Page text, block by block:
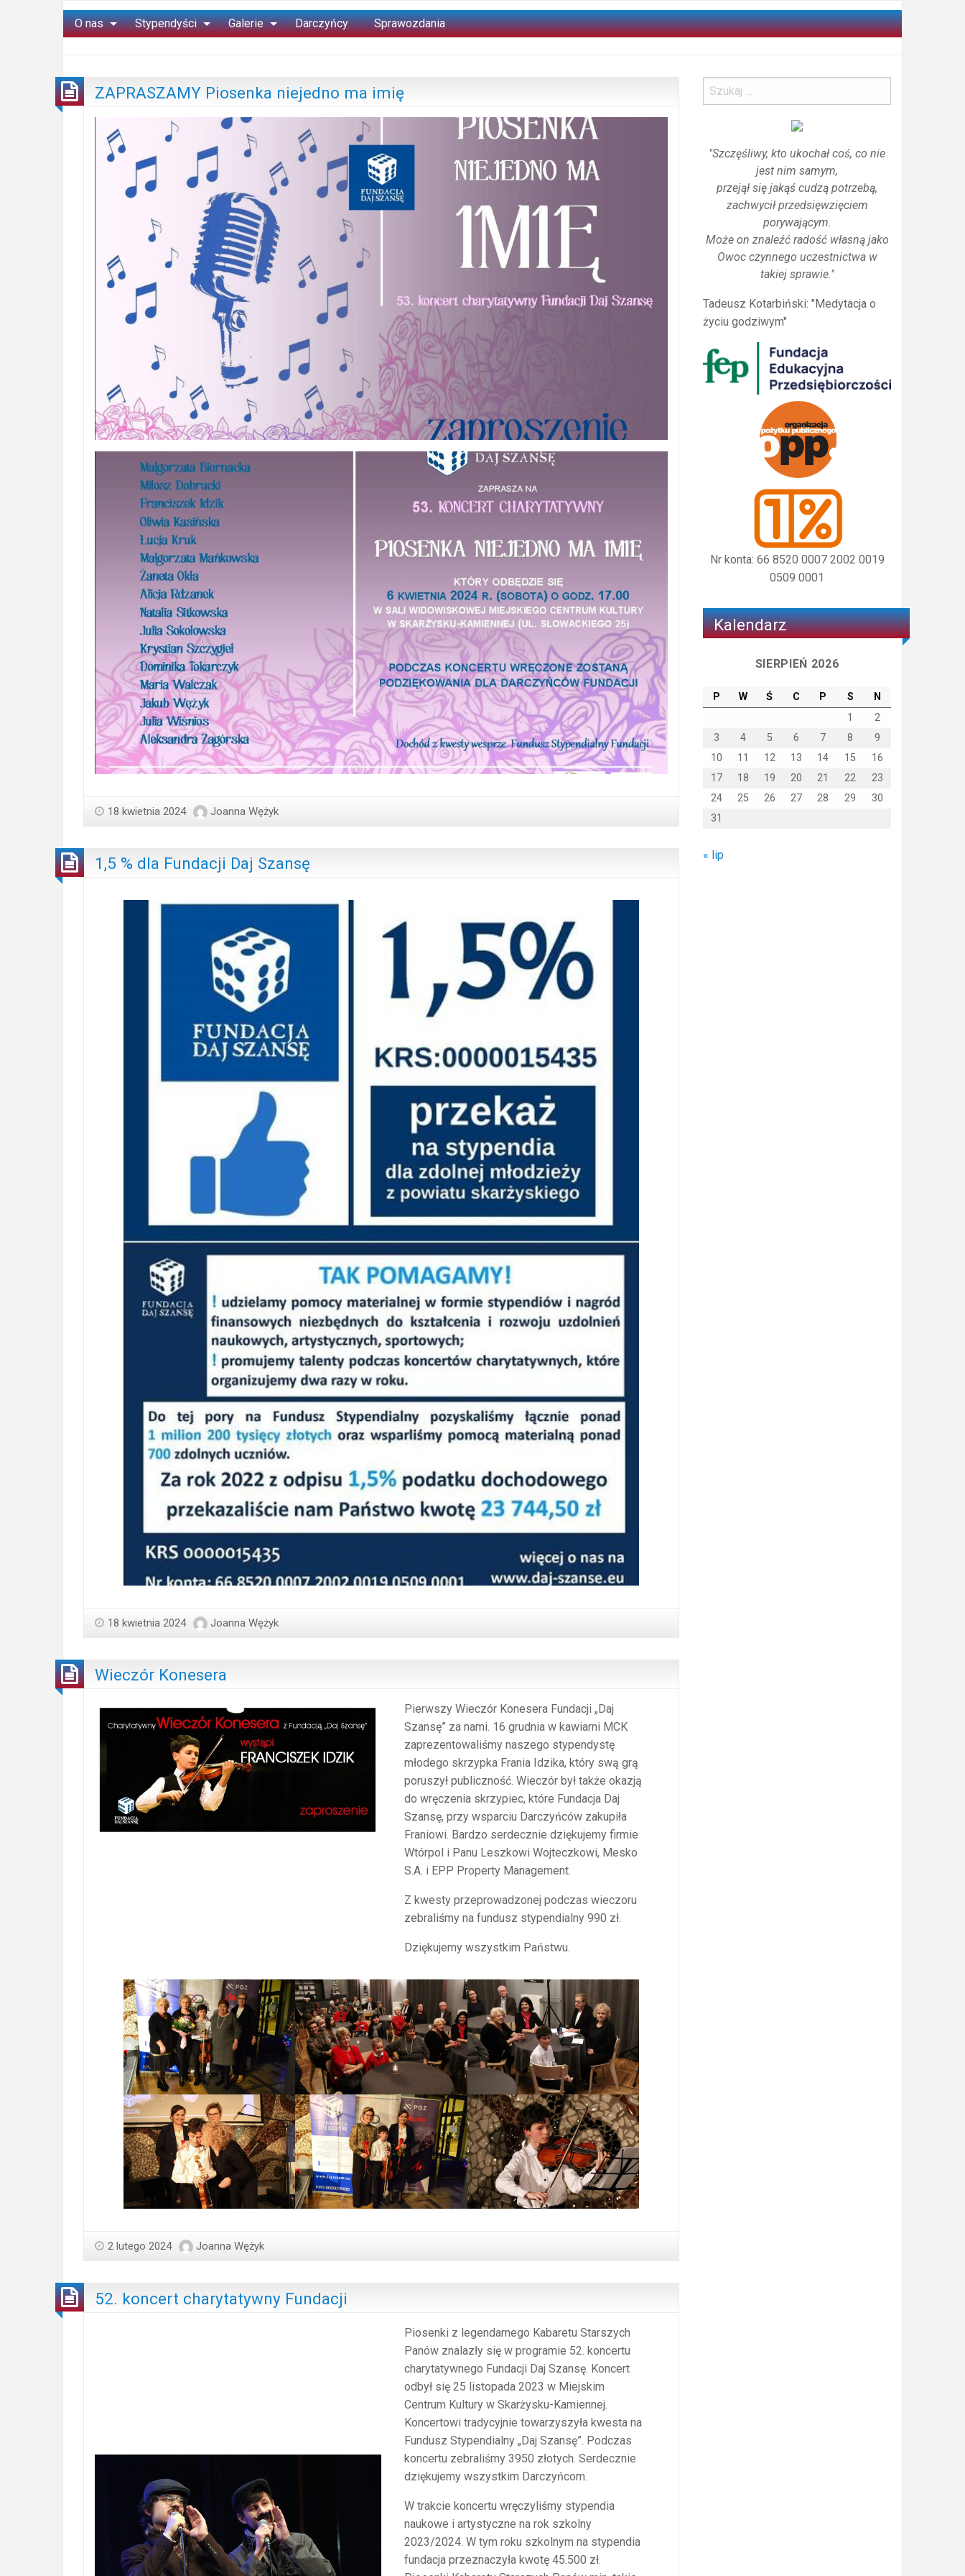
O nas Stypendyści Galerie Darczyńcy Sprawozdania
ZAPRASZAMY Piosenka niejedno ma imię
18 kwietnia 2024 Joanna Wężyk
1,5 % dla Fundacji Daj Szansę
18 kwietnia 2024 Joanna Wężyk
Wieczór Konesera
Pierwszy Wieczór Konesera Fundacji „Daj
Szansę” za nami. 16 grudnia w kawiarni MCK
zaprezentowaliśmy naszego stypendystę
młodego skrzypka Frania Idzika, który swą grą
poruszył publiczność. Wieczór był także okazją
do wręczenia skrzypiec, które Fundacja Daj
Szansę, przy wsparciu Darczyńców zakupiła
Franiowi. Bardzo serdecznie dziękujemy firmie
Wtórpol i Panu Leszkowi Wojteczkowi, Mesko
S.A. i EPP Property Management.
Z kwesty przeprowadzonej podczas wieczoru
zebraliśmy na fundusz stypendialny 990 zł.
Dziękujemy wszystkim Państwu.
2 lutego 2024 Joanna Wężyk
52. koncert charytatywny Fundacji
Piosenki z legendarnego Kabaretu Starszych
Panów znalazły się w programie 52. koncertu
charytatywnego Fundacji Daj Szansę. Koncert
odbył się 25 listopada 2023 w Miejskim
Centrum Kultury w Skarżysku-Kamiennej.
Koncertowi tradycyjnie towarzyszyła kwesta na
Fundusz Stypendialny „Daj Szansę”. Podczas
koncertu zebraliśmy 3950 złotych. Serdecznie
dziękujemy wszystkim Darczyńcom.
W trakcie koncertu wręczyliśmy stypendia
naukowe i artystyczne na rok szkolny
2023/2024. W tym roku szkolnym na stypendia
fundacja przeznaczyła kwotę 45.500 zł.
"Szczęśliwy, kto ukochał coś, co nie
jest nim samym,
przejął się jakąś cudzą potrzebą,
zachwycił przedsięwzięciem
porywającym.
Może on znaleźć radość własną jako
Owoc czynnego uczestnictwa w
takiej sprawie."
Tadeusz Kotarbiński: "Medytacja o
życiu godziwym"
Nr konta: 66 8520 0007 2002 0019
0509 0001
Kalendarz
SIERPIEŃ 2026
P W Ś C P S
N
1
2
3
4 5 6 7 8
9
10
11 12 13 14 15
16
17
18 19 20 21 22
23
24
25 26 27 28 29
30
31
« lip